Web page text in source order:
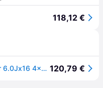
118,12 €
DEZENT DEZENT TN SILVER silver 6.0Jx16 4x108 ET23 120,79 €